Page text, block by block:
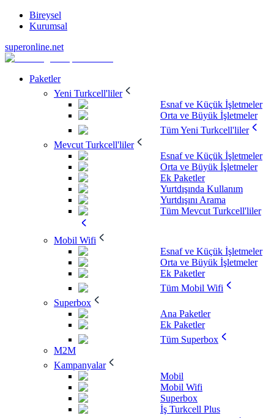
Bireysel
Kurumsal
superonline.net
Paketler
Yeni Turkcell'liler
Esnaf ve Küçük İşletmeler
Orta ve Büyük İşletmeler
Tüm Yeni Turkcell'liler
Mevcut Turkcell'liler
Esnaf ve Küçük İşletmeler
Orta ve Büyük İşletmeler
Ek Paketler
Yurtdışında Kullanım
Yurtdışını Arama
Tüm Mevcut Turkcell'liler
Mobil Wifi
Esnaf ve Küçük İşletmeler
Orta ve Büyük İşletmeler
Ek Paketler
Tüm Mobil Wifi
Superbox
Ana Paketler
Ek Paketler
Tüm Superbox
M2M
Kampanyalar
Mobil
Mobil Wifi
Superbox
İş Turkcell Plus